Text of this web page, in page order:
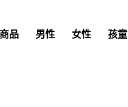
品 男性 女性 孩童